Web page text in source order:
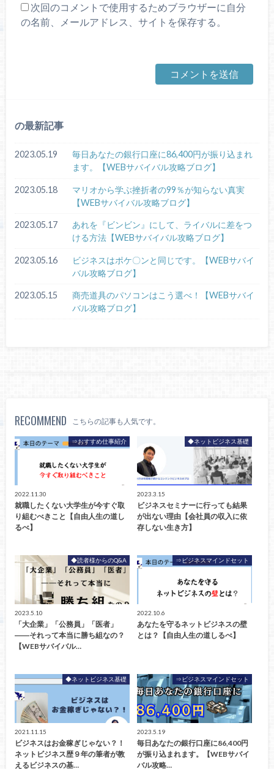
次回のコメントで使用するためブラウザーに自分
の名前、メールアドレス、サイトを保存する。
の最新記事
2023.05.19
毎日あなたの銀行口座に86,400円が振り込まれ
ます。【WEBサバイバル攻略ブログ】
2023.05.18
マリオから学ぶ挫折者の99％が知らない真実
【WEBサバイバル攻略ブログ】
2023.05.17
あれを『ビンビン』にして、ライバルに差をつ
ける方法【WEBサバイバル攻略ブログ】
2023.05.16
ビジネスはポケ〇ンと同じです。【WEBサバイ
バル攻略ブログ】
2023.05.15
商売道具のパソコンはこう選べ！【WEBサバイ
バル攻略ブログ】
RECOMMEND こちらの記事も人気です。
⇒おすすめ仕事紹介
2022.11.30
就職したくない大学生が今すぐ取
り組むべきこと【自由人生の道し
るべ】
◆ネットビジネス基礎
2023.3.15
ビジネスセミナーに行っても結果
が出ない理由【会社員の収入に依
存しない生き方】
◆読者様からのQ&A
2023.5.10
「大企業」「公務員」「医者」
――それって本当に勝ち組なの？
【WEBサバイバル…
⇒ビジネスマインドセット
2022.10.6
あなたを守るネットビジネスの壁
とは？【自由人生の道しるべ】
◆ネットビジネス基礎
2021.11.15
ビジネスはお金稼ぎじゃない？！
ネットビジネス歴９年の筆者が教
えるビジネスの基…
⇒ビジネスマインドセット
2023.5.19
毎日あなたの銀行口座に86,400円
が振り込まれます。【WEBサバイ
バル攻略…